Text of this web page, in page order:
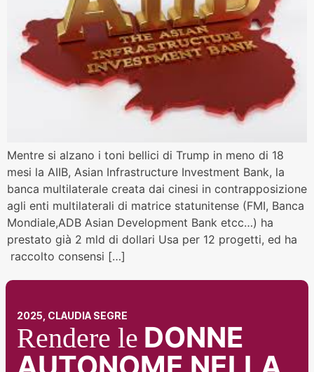
Mentre si alzano i toni bellici di Trump in meno di 18
mesi la AIIB, Asian Infrastructure Investment Bank, la
banca multilaterale creata dai cinesi in contrapposizione
agli enti multilaterali di matrice statunitense (FMI, Banca
Mondiale,ADB Asian Development Bank etcc…) ha
prestato già 2 mld di dollari Usa per 12 progetti, ed ha
raccolto consensi […]
2025, CLAUDIA SEGRE
Rendere le DONNE